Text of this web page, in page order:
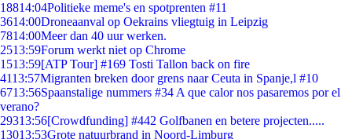
18814:04Politieke meme's en spotprenten #11
3614:00Droneaanval op Oekrains vliegtuig in Leipzig
7814:00Meer dan 40 uur werken.
2513:59Forum werkt niet op Chrome
1513:59[ATP Tour] #169 Tosti Tallon back on fire
4113:57Migranten breken door grens naar Ceuta in Spanje,l #10
6713:56Spaanstalige nummers #34 A que calor nos pasaremos por el
verano?
29313:56[Crowdfunding] #442 Golfbanen en betere projecten.....
13013:53Grote natuurbrand in Noord-Limburg